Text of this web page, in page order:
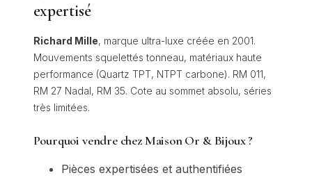
expertisé
Richard Mille, marque ultra-luxe créée en 2001.
Mouvements squelettés tonneau, matériaux haute
performance (Quartz TPT, NTPT carbone). RM 011,
RM 27 Nadal, RM 35. Cote au sommet absolu, séries
très limitées.
Pourquoi vendre chez Maison Or & Bijoux ?
Pièces expertisées et authentifiées